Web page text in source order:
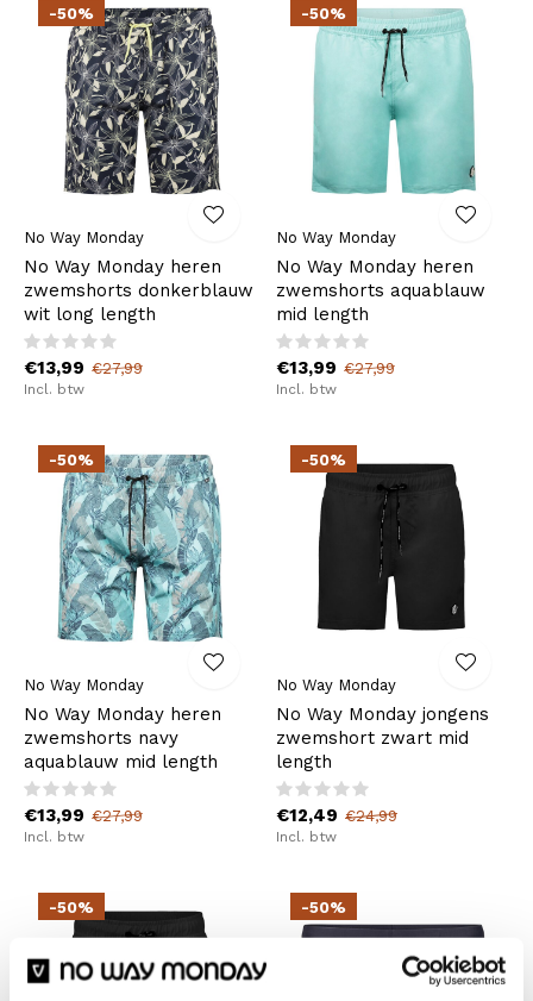
-50%
No Way Monday
No Way Monday heren
zwemshorts donkerblauw
wit long length
€13,99 €27,99
Incl. btw
-50%
No Way Monday
No Way Monday heren
zwemshorts aquablauw
mid length
€13,99 €27,99
Incl. btw
-50%
No Way Monday
No Way Monday heren
zwemshorts navy
aquablauw mid length
€13,99 €27,99
Incl. btw
-50%
No Way Monday
No Way Monday jongens
zwemshort zwart mid
length
€12,49 €24,99
Incl. btw
-50% -50%